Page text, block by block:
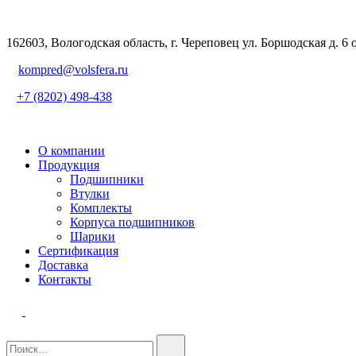
162603, Вологодская область, г. Череповец ул. Боршодская д. 6
kompred@volsfera.ru
+7 (8202) 498-438
О компании
Продукция
Подшипники
Втулки
Комплекты
Корпуса подшипников
Шарики
Сертификация
Доставка
Контакты